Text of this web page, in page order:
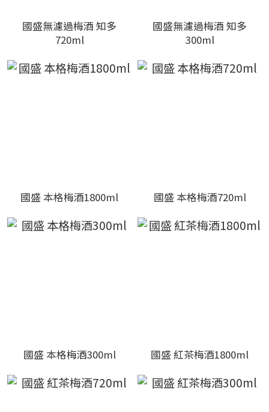
國盛無濾過梅酒 知多
720ml
國盛無濾過梅酒 知多
300ml
國盛 本格梅酒1800ml 國盛 本格梅酒720ml
國盛 本格梅酒300ml 國盛 紅茶梅酒1800ml